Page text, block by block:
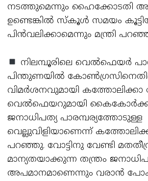
നടത്തുമെന്നും ഹൈക്കോടതി
ഉണ്ടെങ്കില്‍ സ്‌കൂള്‍ സമയം
പിന്‍വലിക്കാമെന്നും മന്ത്രി
നിലമ്പൂരിലെ വെല്‍ഫെയര്‍
പിന്തുണയില്‍
വിമര്‍ശനവുമായി
വെല്‍ഫെയറുമായി
ജനാധിപത്യ പാരമ്പര്യത്തോടുള്ള
വെല്ലുവിളിയാണെന്ന്
പറഞ്ഞു. വോട്ടിനു വേണ്ടി
മാന്യതയാക്കുന്ന തന്ത്രം
അപമാനമാണെന്നും വരാന്‍